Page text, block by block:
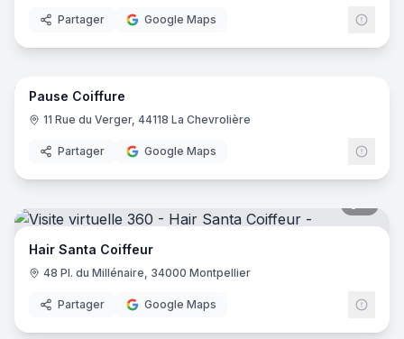
Partager Google Maps
8
Pause Coiffure
11 Rue du Verger, 44118 La Chevrolière
Partager Google Maps
Hair Santa Coiffeur
48 Pl. du Millénaire, 34000 Montpellier
Partager Google Maps